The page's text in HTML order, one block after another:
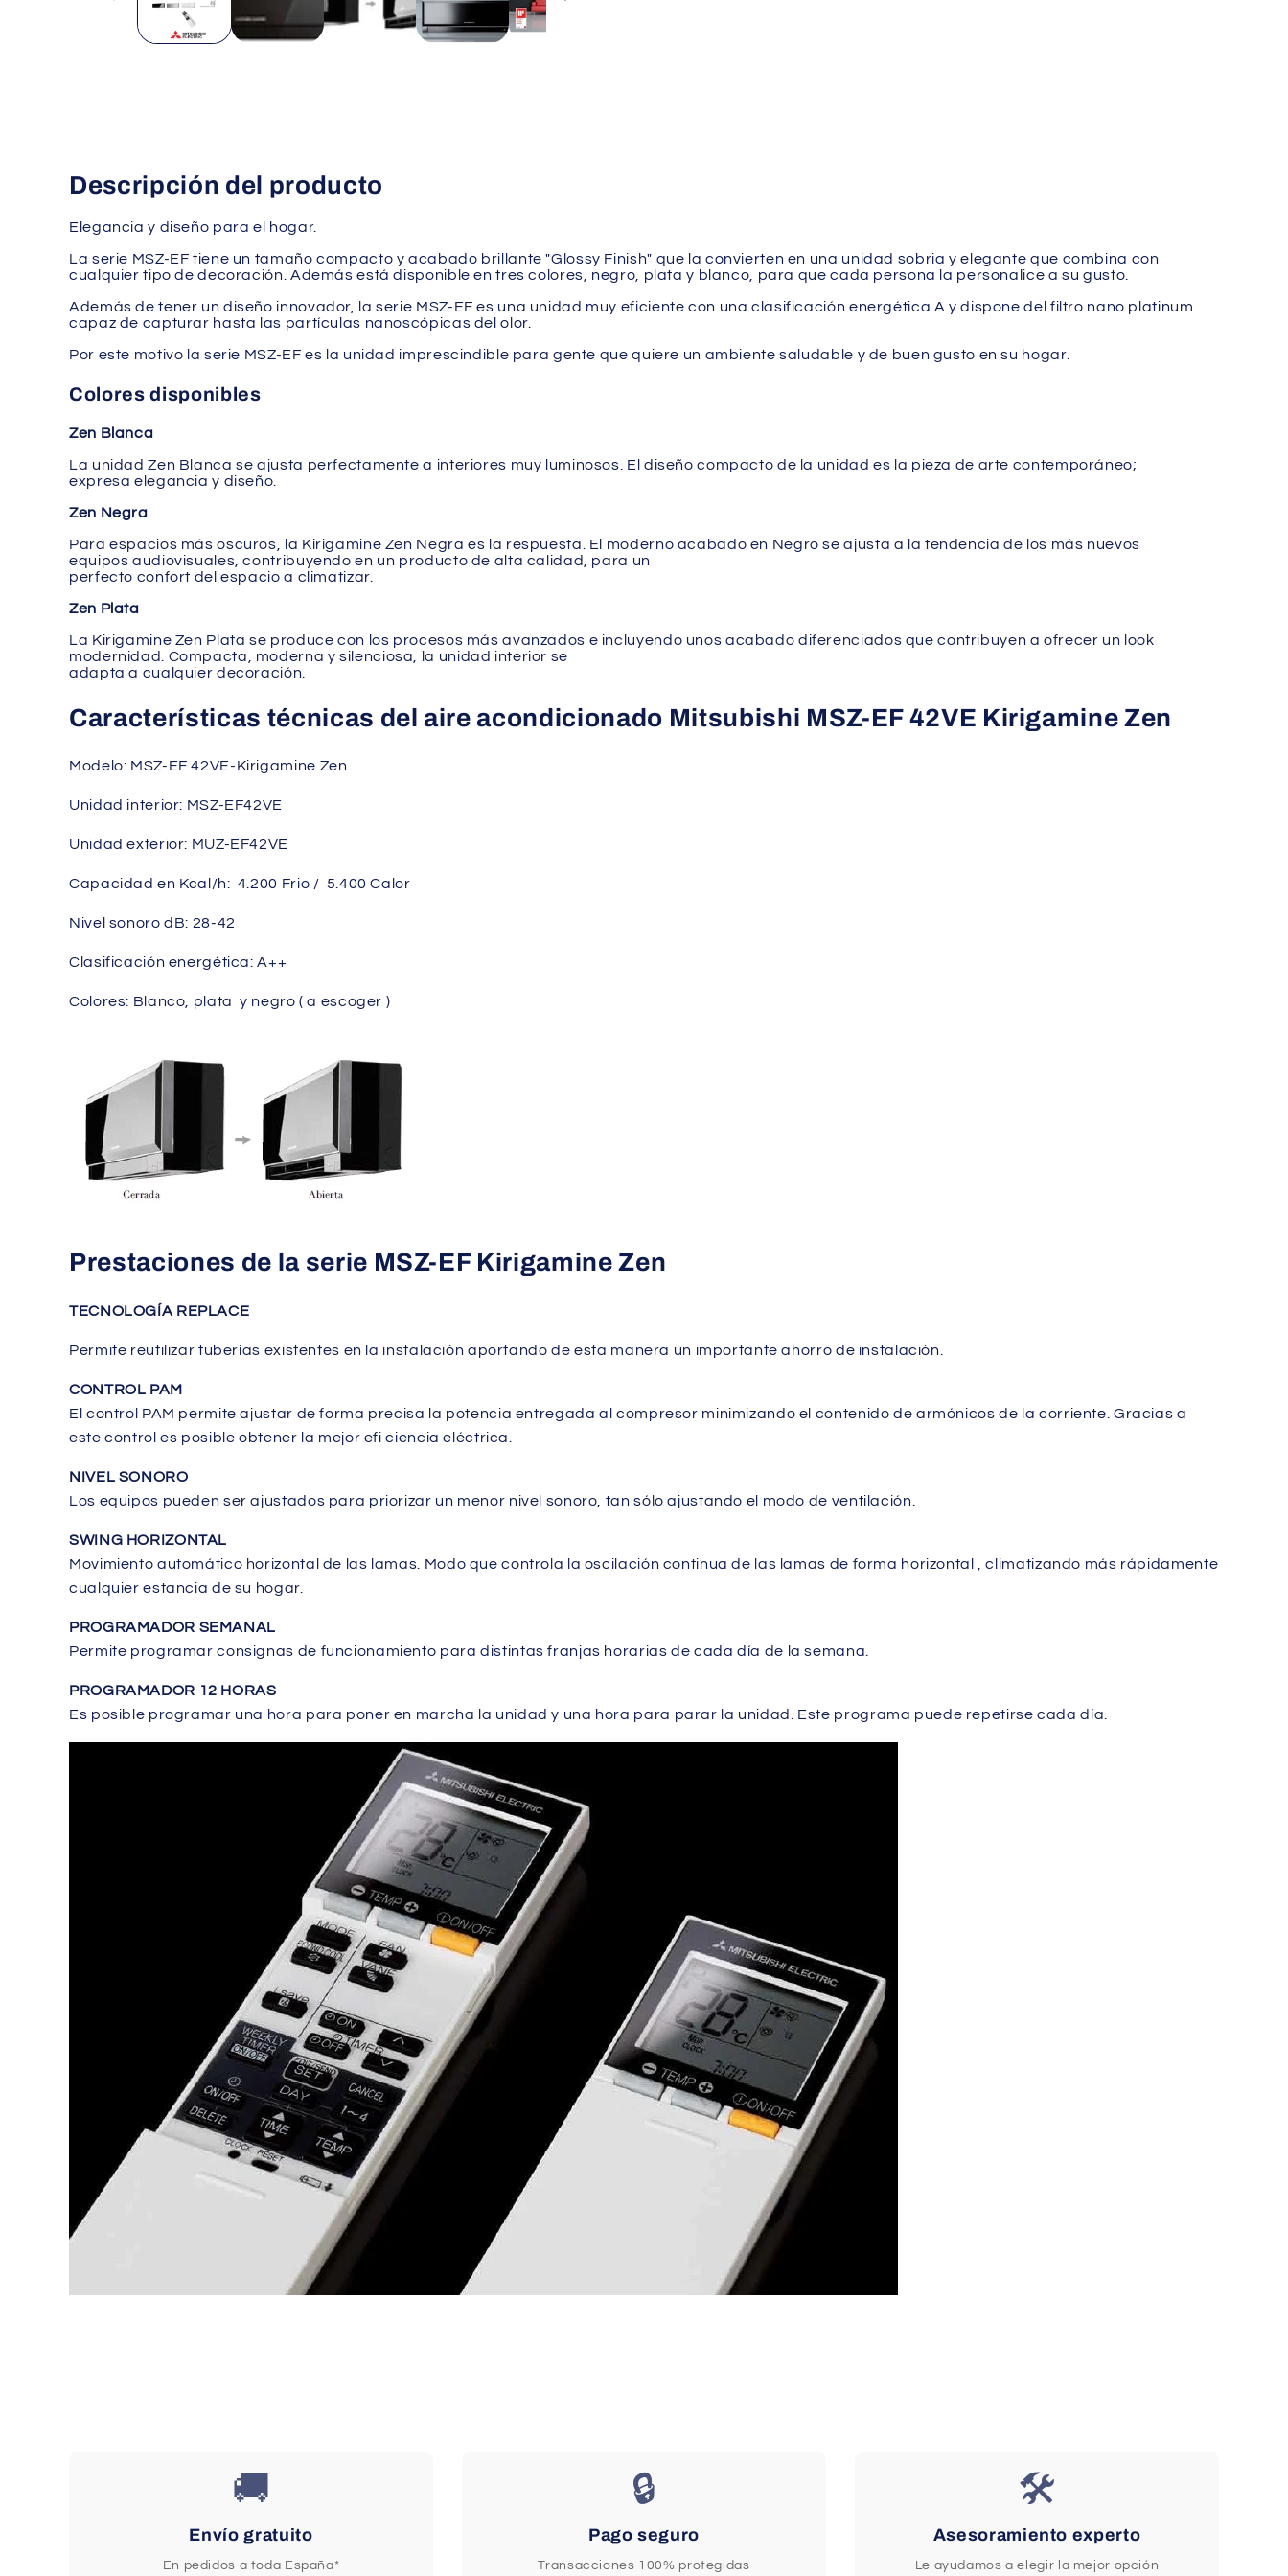
Descripción del producto
Elegancia y diseño para el hogar.
La serie MSZ-EF tiene un tamaño compacto y acabado brillante "Glossy Finish" que la convierten en una unidad sobria y elegante que combina con
cualquier tipo de decoración. Además está disponible en tres colores, negro, plata y blanco, para que cada persona la personalice a su gusto.
Además de tener un diseño innovador, la serie MSZ-EF es una unidad muy eficiente con una clasificación energética A y dispone del filtro nano platinum
capaz de capturar hasta las partículas nanoscópicas del olor.
Por este motivo la serie MSZ-EF es la unidad imprescindible para gente que quiere un ambiente saludable y de buen gusto en su hogar.
Colores disponibles
Zen Blanca
La unidad Zen Blanca se ajusta perfectamente a interiores muy luminosos. El diseño compacto de la unidad es la pieza de arte contemporáneo;
expresa elegancia y diseño.
Zen Negra
Para espacios más oscuros, la Kirigamine Zen Negra es la respuesta. El moderno acabado en Negro se ajusta a la tendencia de los más nuevos
equipos audiovisuales, contribuyendo en un producto de alta calidad, para un
perfecto confort del espacio a climatizar.
Zen Plata
La Kirigamine Zen Plata se produce con los procesos más avanzados e incluyendo unos acabado diferenciados que contribuyen a ofrecer un look
modernidad. Compacta, moderna y silenciosa, la unidad interior se
adapta a cualquier decoración.
Características técnicas del aire acondicionado Mitsubishi MSZ-EF 42VE Kirigamine Zen
Modelo: MSZ-EF 42VE-Kirigamine Zen
Unidad interior: MSZ-EF42VE
Unidad exterior: MUZ-EF42VE
Capacidad en Kcal/h: 4.200 Frio / 5.400 Calor
Nivel sonoro dB: 28-42
Clasificación energética: A++
Colores: Blanco, plata y negro ( a escoger )
Prestaciones de la serie MSZ-EF Kirigamine Zen
TECNOLOGÍA REPLACE
Permite reutilizar tuberías existentes en la instalación aportando de esta manera un importante ahorro de instalación.
CONTROL PAM
El control PAM permite ajustar de forma precisa la potencia entregada al compresor minimizando el contenido de armónicos de la corriente. Gracias a
este control es posible obtener la mejor efi ciencia eléctrica.
NIVEL SONORO
Los equipos pueden ser ajustados para priorizar un menor nivel sonoro, tan sólo ajustando el modo de ventilación.
SWING HORIZONTAL
Movimiento automático horizontal de las lamas. Modo que controla la oscilación continua de las lamas de forma horizontal , climatizando más rápidamente
cualquier estancia de su hogar.
PROGRAMADOR SEMANAL
Permite programar consignas de funcionamiento para distintas franjas horarias de cada día de la semana.
PROGRAMADOR 12 HORAS
Es posible programar una hora para poner en marcha la unidad y una hora para parar la unidad. Este programa puede repetirse cada día.
🚚
Envío gratuito
En pedidos a toda España*
🔒
Pago seguro
Transacciones 100% protegidas
🛠️
Asesoramiento experto
Le ayudamos a elegir la mejor opción